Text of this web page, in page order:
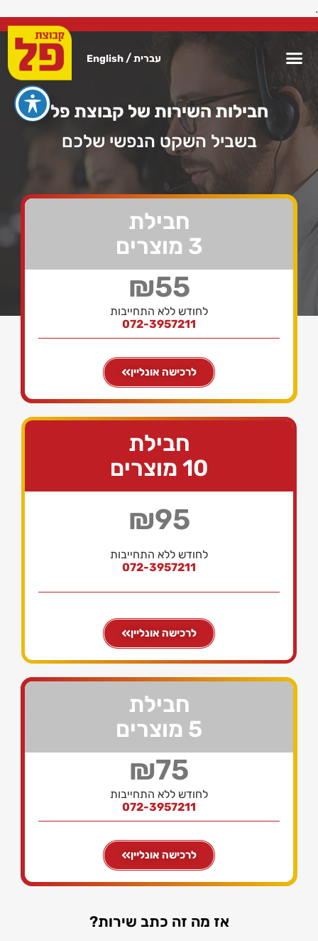
.
עברית/
English
חבילות השירות של קבוצת פל
בשביל השקט הנפשי שלכם
חבילת
3 מוצרים
₪55
לחודש ללא התחייבות
072-3957211
לרכישה אונליין
חבילת
10 מוצרים
₪95
לחודש ללא התחייבות
072-3957211
לרכישה אונליין
חבילת
5 מוצרים
₪75
לחודש ללא התחייבות
072-3957211
לרכישה אונליין
אז מה זה כתב שירות?